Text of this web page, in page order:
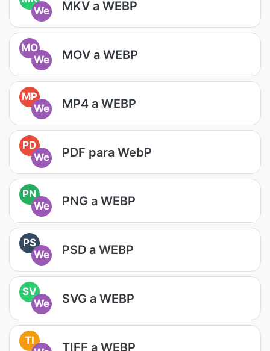
We
MKV a WEBP
MO
We
MOV a WEBP
MP
We
MP4 a WEBP
PD
We
PDF para WebP
PN
We
PNG a WEBP
PS
We
PSD a WEBP
SV
We
SVG a WEBP
TI
TIFF a WEBP